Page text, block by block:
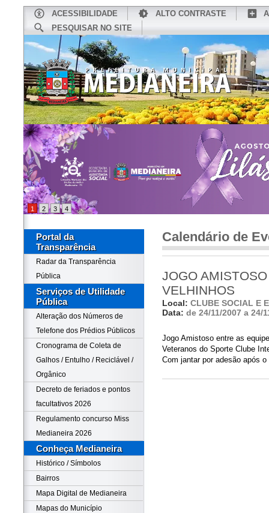
ACESSIBILIDADE ALTO CONTRASTE
PESQUISAR NO SITE
CONHEÇA MEDIANEIRA
1 2 3 4
Portal da
Transparência
Radar da Transparência
Pública
Serviços de Utilidade
Pública
Alteração dos Números de
Telefone dos Prédios Públicos
Cronograma de Coleta de
Galhos / Entulho / Reciclável /
Orgânico
Decreto de feriados e pontos
facultativos 2026
Regulamento concurso Miss
Medianeira 2026
Conheça Medianeira
Histórico / Símbolos
Bairros
Mapa Digital de Medianeira
Mapas do Município
Calendário de
JOGO
VELHINHOS
Local: CLUBE SOCIAL E
Data: de 24/11/2007 a 24/
Jogo Amistoso entre as
Veteranos do Sporte Clube
Com jantar por adesão após o